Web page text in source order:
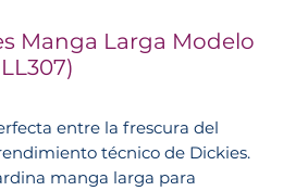
Manga Larga Modelo
entre la frescura del
técnico de Dickies.
manga larga para